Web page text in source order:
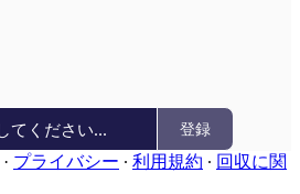
登録
· プライバシー ∙ 利用規約 ∙ 回収に関